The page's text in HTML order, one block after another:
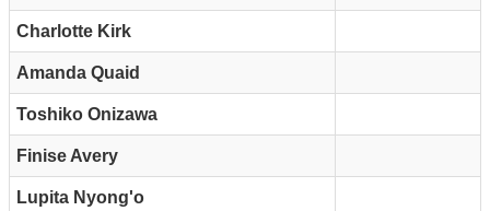
Charlotte Kirk
Amanda Quaid
Toshiko Onizawa
Finise Avery
Lupita Nyong'o